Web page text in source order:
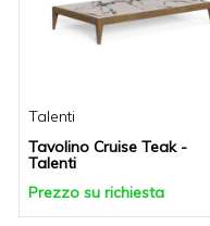
Talenti
Tavolino Cruise Teak -
Talenti
Prezzo su richiesta